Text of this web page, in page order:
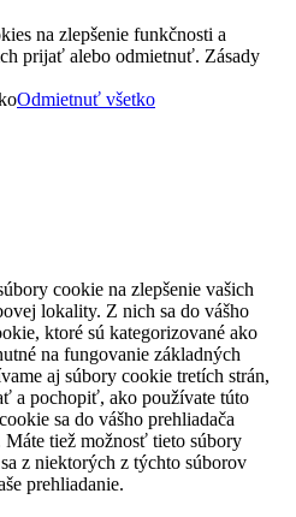
na zlepšenie funkčnosti a
prijať alebo odmietnuť. Zásady
Odmietnuť všetko
cookie na zlepšenie vašich
lokality. Z nich sa do vášho
ktoré sú kategorizované ako
na fungovanie základných
aj súbory cookie tretích strán,
a pochopiť, ako používate túto
sa do vášho prehliadača
Máte tiež možnosť tieto súbory
z niektorých z týchto súborov
prehliadanie.